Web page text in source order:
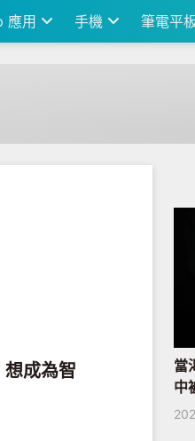
應用 手機 筆電平
成為智
當
中